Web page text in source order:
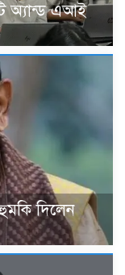
অ্যান্ড এআই
দিলেন